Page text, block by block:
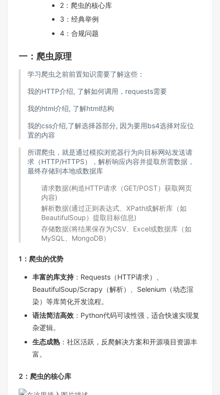
2：爬虫的核心库
3：经典举例
4：合规问题
一：爬虫原理
学习爬虫之前前置知识需要了解这些：
我的HTTP介绍, 了解如何调用，requests需要
我的html介绍, 了解html结构
我的css介绍,了解选择器部分, 因为要用bs4选择对应位
置的内容
所谓爬虫，就是通过模拟浏览器行为向目标网站发送请
求（HTTP/HTTPS），解析响应内容并提取所需数据，
最终存储到本地或数据库
请求数据(构造HTTP请求（GET/POST）获取网页
内容)
解析数据(通过正则表达式、XPath或解析库（如
BeautifulSoup）提取目标信息)
存储数据(将结果保存为CSV、Excel或数据库（如
MySQL、MongoDB）
1：爬虫的优势‌
丰富的库支持‌ ：Requests（HTTP请求）、
BeautifulSoup/Scrapy（解析）、Selenium（动态渲
染）等库简化开发流程。
‌语法简洁高效‌ ：Python代码可读性强，适合快速实现复
杂逻辑。
‌生态成熟‌ ：社区活跃，反爬解决方案和开源项目资源丰
富。
2：爬虫的核心库